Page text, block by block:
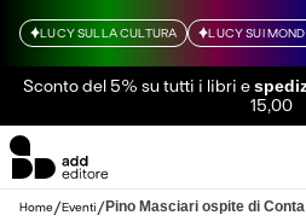
LUCY SULLA CULTURA LUCY SUI
Sconto del 5% su tutti i libri e
15,00
Home/Eventi/Pino Masciari ospite di